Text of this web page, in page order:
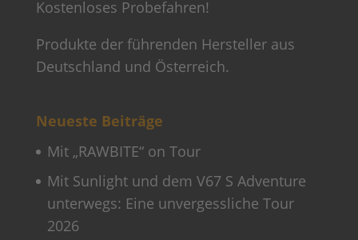
Kostenloses Probefahren!
Produkte der führenden Hersteller aus
Deutschland und Österreich.
Neueste Beiträge
Mit „RAWBITE“ on Tour
Mit Sunlight und dem V67 S Adventure
unterwegs: Eine unvergessliche Tour
2026